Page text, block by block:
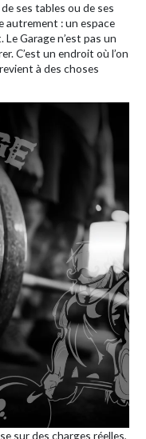
ses tables ou de ses
autrement : un espace
Garage n’est pas un
C’est un endroit où l’on
à des choses
sur des charges réelles,